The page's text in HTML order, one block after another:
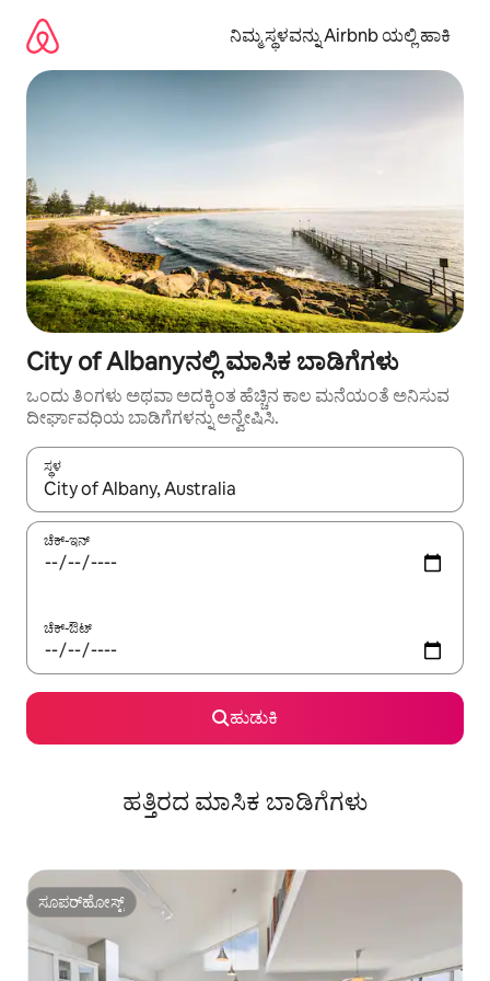
ಹೋಗಿ
ನಿಮ್ಮ ಸ್ಥಳವನ್ನು Airbnb ಯಲ್ಲಿ ಹಾಕಿ
City of Albanyನಲ್ಲಿ ಮಾಸಿಕ ಬಾಡಿಗೆಗಳು
ಒಂದು ತಿಂಗಳು ಅಥವಾ ಅದಕ್ಕಿಂತ ಹೆಚ್ಚಿನ ಕಾಲ ಮನೆಯಂತೆ ಅನಿಸುವ
ದೀರ್ಘಾವಧಿಯ ಬಾಡಿಗೆಗಳನ್ನು ಅನ್ವೇಷಿಸಿ.
ಸ್ಥಳ
ಫಲಿತಾಂಶಗಳು ಲಭ್ಯವಿರುವಾಗ, ಅಪ್ ಮತ್ತು ಡೌನ್ ಬಾಣದ ಕೀಲಿಗಳೊಂದಿಗೆ
ಚೆಕ್-ಇನ್
ಚೆಕ್-ಔಟ್
ಹುಡುಕಿ
ಹತ್ತಿರದ ಮಾಸಿಕ ಬಾಡಿಗೆಗಳು
ಸೂಪರ್‌ಹೋಸ್ಟ್
ಸೂಪರ್‌ಹೋಸ್ಟ್